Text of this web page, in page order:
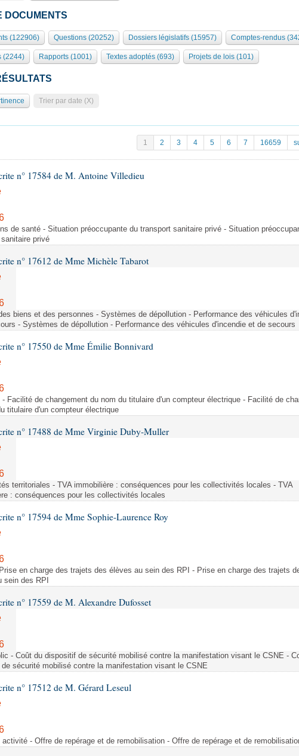
DOCUMENTS
(122906) Questions (20252) Dossiers législatifs (15957) Comptes-rendus
(2244) Rapports (1001) Textes adoptés (693) Projets de lois (101)
Trier par date (X)
1 2 3 4 5 6 7 16659
n° 17584 de M. Antoine Villedieu
de santé - Situation préoccupante du transport sanitaire privé - Situation
privé
n° 17612 de Mme Michèle Tabarot
biens et des personnes - Systèmes de dépollution - Performance des véhicules
- Systèmes de dépollution - Performance des véhicules d'incendie et de secours
n° 17550 de Mme Émilie Bonnivard
- Facilité de changement du nom du titulaire d'un compteur électrique - Facilité de
titulaire d'un compteur électrique
n° 17488 de Mme Virginie Duby-Muller
territoriales - TVA immobilière : conséquences pour les collectivités locales - TVA
: conséquences pour les collectivités locales
n° 17594 de Mme Sophie-Laurence Roy
en charge des trajets des élèves au sein des RPI - Prise en charge des trajets
sein des RPI
n° 17559 de M. Alexandre Dufosset
- Coût du dispositif de sécurité mobilisé contre la manifestation visant le CSNE -
sécurité mobilisé contre la manifestation visant le CSNE
n° 17512 de M. Gérard Leseul
activité - Offre de repérage et de remobilisation - Offre de repérage et de